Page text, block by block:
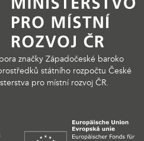
značky Západočeské baroko
státního rozpočtu České
pro místní rozvoj ČR.